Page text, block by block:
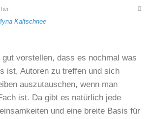
her
Kaltschnee
vorstellen, dass es nochmal was
ist, Autoren zu treffen und sich
auszutauschen, wenn man
ist. Da gibt es natürlich jede
und eine breite Basis für